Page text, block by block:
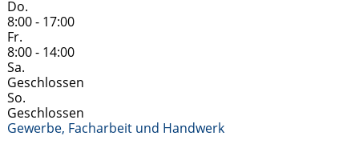
Do.
8:00 - 17:00
Fr.
8:00 - 14:00
Sa.
Geschlossen
So.
Geschlossen
Gewerbe, Facharbeit und Handwerk